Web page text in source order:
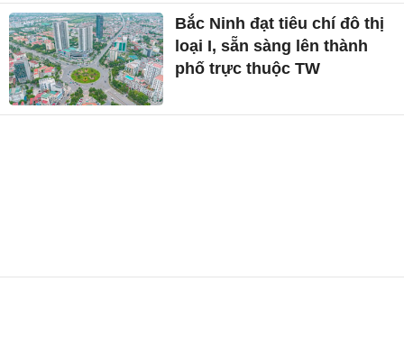
Bắc Ninh đạt tiêu chí đô thị
loại I, sẵn sàng lên thành
phố trực thuộc TW